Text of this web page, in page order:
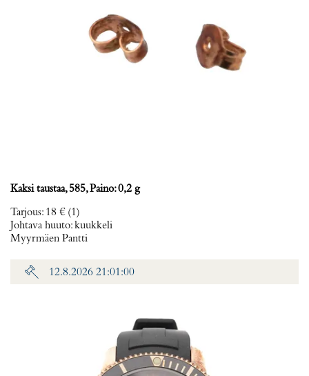
Kaksi taustaa, 585, Paino: 0,2 g
Tarjous: 18 € (1)
Johtava huuto:kuukkeli
Myyrmäen Pantti
12.8.2026 21:01:00